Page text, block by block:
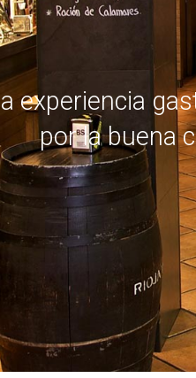
experiencia
por la buena